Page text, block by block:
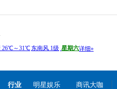
行业 明星娱乐
商讯大咖